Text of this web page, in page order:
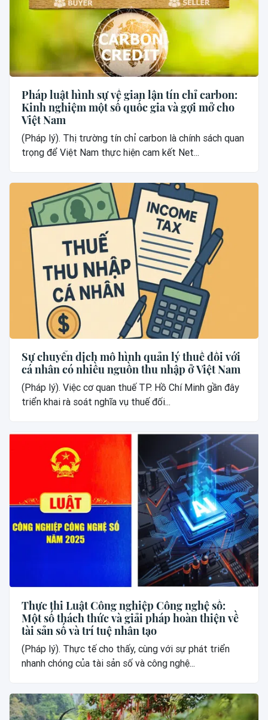
Pháp luật hình sự về gian lận tín chỉ carbon:
Kinh nghiệm một số quốc gia và gợi mở cho
Việt Nam
(Pháp lý). Thị trường tín chỉ carbon là chính sách quan
trọng để Việt Nam thực hiện cam kết Net...
Sự chuyển dịch mô hình quản lý thuế đối với
cá nhân có nhiều nguồn thu nhập ở Việt Nam
(Pháp lý). Việc cơ quan thuế TP. Hồ Chí Minh gần đây
triển khai rà soát nghĩa vụ thuế đối...
Thực thi Luật Công nghiệp Công nghệ số:
Một số thách thức và giải pháp hoàn thiện về
tài sản số và trí tuệ nhân tạo
(Pháp lý). Thực tế cho thấy, cùng với sự phát triển
nhanh chóng của tài sản số và công nghệ...